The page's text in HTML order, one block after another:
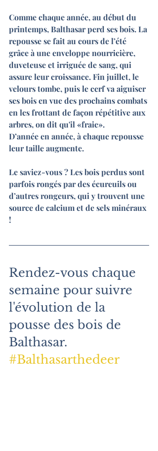
Comme chaque année, au début du
printemps, Balthasar perd ses bois. La
repousse se fait au cours de l’été
grâce à une enveloppe nourricière,
duveteuse et irriguée de sang, qui
assure leur croissance. Fin juillet, le
velours tombe, puis le cerf va aiguiser
ses bois en vue des prochains combats
en les frottant de façon répétitive aux
arbres, on dit qu'il «fraie».
D’année en année, à chaque repousse
leur taille augmente.
Le saviez-vous ? Les bois perdus sont
parfois rongés par des écureuils ou
d’autres rongeurs, qui y trouvent une
source de calcium et de sels minéraux
!
Rendez-vous chaque
semaine pour suivre
l'évolution de la
pousse des bois de
Balthasar.
#Balthasarthedeer